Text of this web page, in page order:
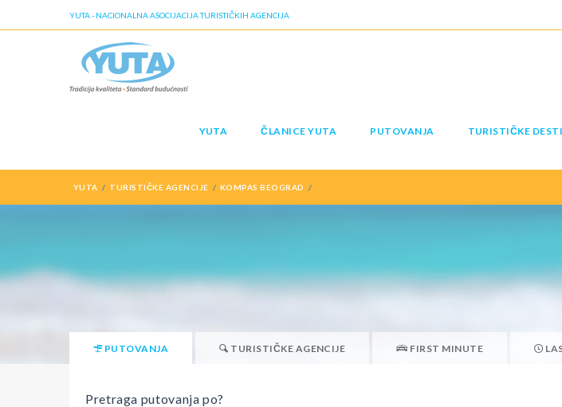
YUTA - NACIONALNA ASOCIJACIJA TURISTIČKIH AGENCIJA
YUTA ČLANICE YUTA PUTOVANJA TURISTIČKE
YUTA TURISTIČKE AGENCIJE KOMPAS BEOGRAD
PUTOVANJA TURISTIČKE AGENCIJE FIRST MINUTE
Pretraga putovanja po?